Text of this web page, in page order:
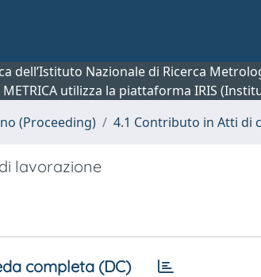
dell’Istituto Nazionale di Ricerca
utilizza la piattaforma IRIS
(Proceeding) 4.1 Contributo in Atti di
lavorazione
completa (DC)